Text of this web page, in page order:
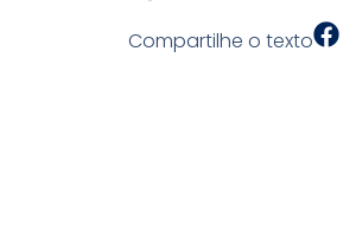
Compartilhe o texto